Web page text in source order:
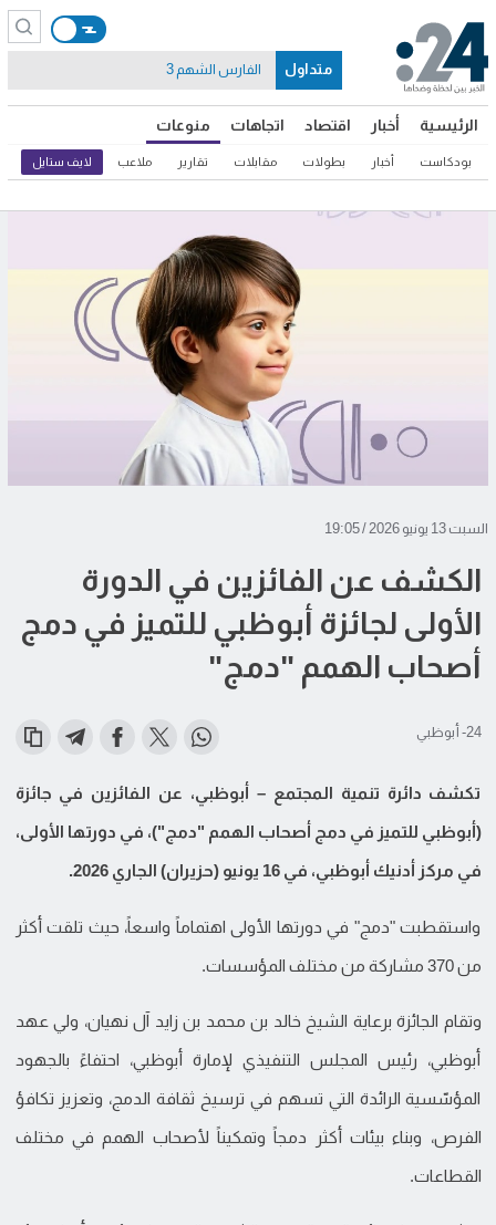
الرئيسية أخبار اقتصاد اتجاهات منوعات
بودكاست أخبار بطولات مقابلات تقارير ملاعب لايف ستايل
متداول الفارس الشهم 3
السبت 13 يونيو 2026 / 19:05
الكشف عن الفائزين في الدورة
الأولى لجائزة أبوظبي للتميز في دمج
أصحاب الهمم "دمج"
24- أبوظبي
تكشف دائرة تنمية المجتمع – أبوظبي، عن الفائزين في جائزة
(أبوظبي للتميز في دمج أصحاب الهمم "دمج")، في دورتها الأولى،
في مركز أدنيك أبوظبي، في 16 يونيو (حزيران) الجاري 2026.
واستقطبت "دمج" في دورتها الأولى اهتماماً واسعاً، حيث تلقت أكثر
من 370 مشاركة من مختلف المؤسسات.
وتقام الجائزة برعاية الشيخ خالد بن محمد بن زايد آل نهيان، ولي عهد
أبوظبي، رئيس المجلس التنفيذي لإمارة أبوظبي، احتفاءً بالجهود
المؤسّسية الرائدة التي تسهم في ترسيخ ثقافة الدمج، وتعزيز تكافؤ
الفرص، وبناء بيئات أكثر دمجاً وتمكيناً لأصحاب الهمم في مختلف
القطاعات.